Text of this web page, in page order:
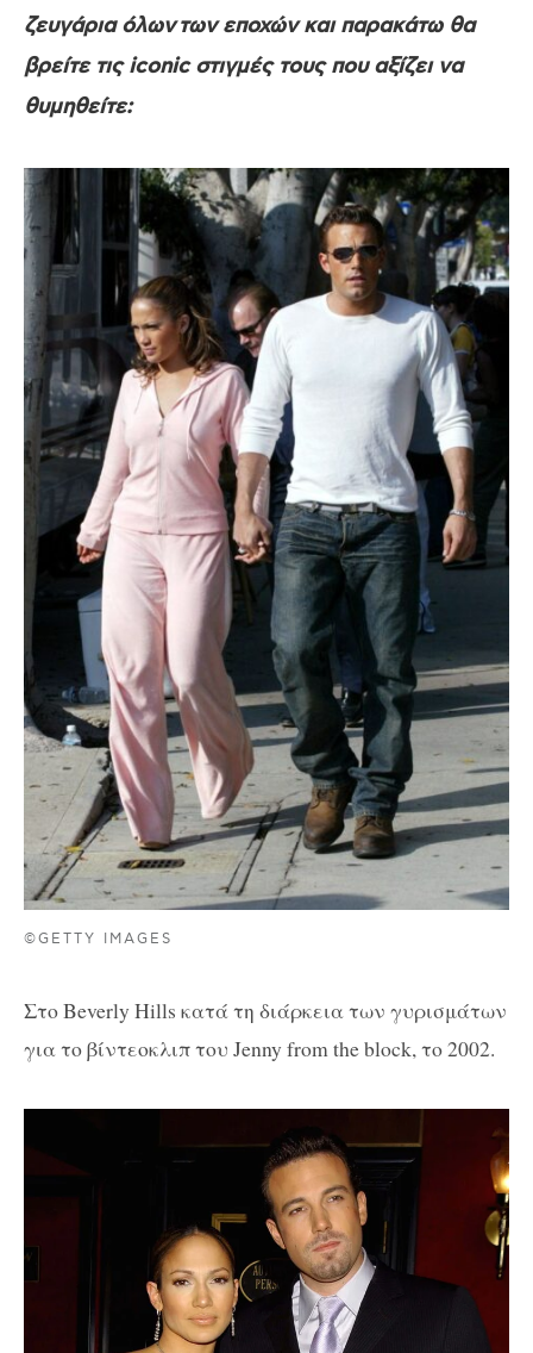
ζευγάρια όλωντωνεποχών και παρακάτω θα
βρείτε τις iconic στιγμές τους που αξίζει να
θυμηθείτε:
©GETTY IMAGES
Στο Beverly Hills κατά τη διάρκεια των γυρισμάτων
για το βίντεοκλιπ του Jenny from the block, το 2002.